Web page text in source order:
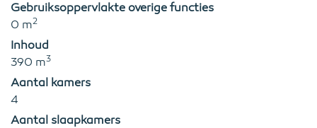
Gebruiksoppervlakte overige functies
0 m2
Inhoud
390 m3
Aantal kamers
4
Aantal slaapkamers